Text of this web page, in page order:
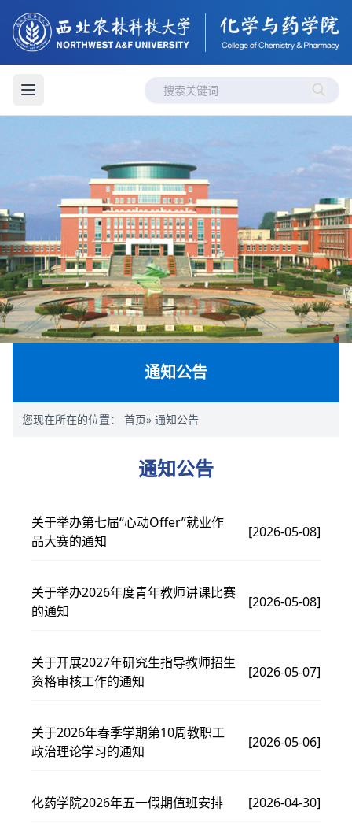
通知公告
您现在所在的位置： 首页» 通知公告
通知公告
关于举办第七届“心动Offer”就业作
品大赛的通知
[2026-05-08]
关于举办2026年度青年教师讲课比赛
的通知
[2026-05-08]
关于开展2027年研究生指导教师招生
资格审核工作的通知
[2026-05-07]
关于2026年春季学期第10周教职工
政治理论学习的通知
[2026-05-06]
化药学院2026年五一假期值班安排 [2026-04-30]